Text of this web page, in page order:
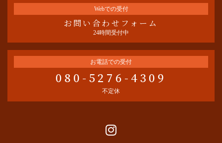
Webでの受付
お問い合わせフォーム
24時間受付中
お電話での受付
080-5276-4309
不定休